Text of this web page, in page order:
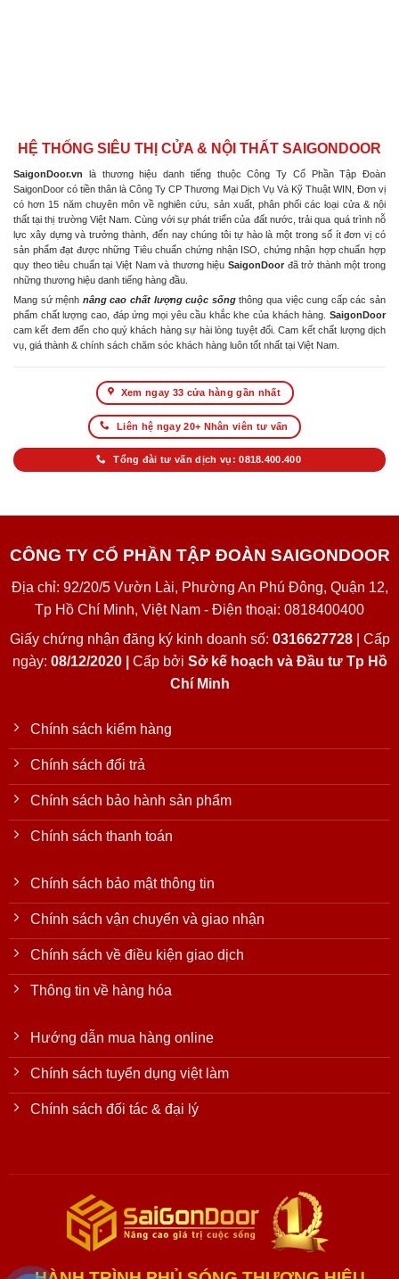
HỆ THỐNG SIÊU THỊ CỬA & NỘI THẤT SAIGONDOOR
SaigonDoor.vn là thương hiệu danh tiếng thuộc Công Ty Cổ Phần Tập Đoàn
SaigonDoor có tiền thân là Công Ty CP Thương Mại Dịch Vụ Và Kỹ Thuật WIN, Đơn vị
có hơn 15 năm chuyên môn về nghiên cứu, sản xuất, phân phối các loại cửa & nội
thất tại thị trường Việt Nam. Cùng với sự phát triển của đất nước, trải qua quá trình nỗ
lực xây dựng và trưởng thành, đến nay chúng tôi tự hào là một trong số ít đơn vị có
sản phẩm đạt được những Tiêu chuẩn chứng nhận ISO, chứng nhận hợp chuẩn hợp
quy theo tiêu chuẩn tại Việt Nam và thương hiệu SaigonDoor đã trở thành một trong
những thương hiệu danh tiếng hàng đầu.
Mang sứ mệnh nâng cao chất lượng cuộc sốngthông qua việc cung cấp các sản
phẩm chất lượng cao, đáp ứng mọi yêu cầu khắc khe của khách hàng. SaigonDoor
cam kết đem đến cho quý khách hàng sự hài lòng tuyệt đối. Cam kết chất lượng dịch
vụ, giá thành & chính sách chăm sóc khách hàng luôn tốt nhất tại Việt Nam.
Xem ngay 33 cửa hàng gần nhất
Liên hệ ngay 20+ Nhân viên tư vấn
Tổng đài tư vấn dịch vụ: 0818.400.400
CÔNG TY CỔ PHẦN TẬP ĐOÀN SAIGONDOOR
Địa chỉ: 92/20/5 Vườn Lài, Phường An Phú Đông, Quận 12,
Tp Hồ Chí Minh, Việt Nam - Điện thoại: 0818400400
Giấy chứng nhận đăng ký kinh doanh số: 0316627728| Cấp
ngày: 08/12/2020 | Cấp bởi Sở kế hoạch và Đầu tư Tp Hồ
Chí Minh
Chính sách kiểm hàng
Chính sách đổi trả
Chính sách bảo hành sản phẩm
Chính sách thanh toán
Chính sách bảo mật thông tin
Chính sách vận chuyển và giao nhận
Chính sách về điều kiện giao dịch
Thông tin về hàng hóa
Hướng dẫn mua hàng online
Chính sách tuyển dụng việt làm
Chính sách đối tác & đại lý